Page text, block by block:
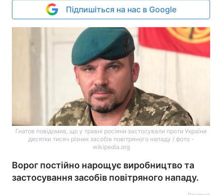
Підпишіться на нас в Google
Гнатов повідомив, що у травні росіяни застосували проти України
десятки тисяч різних засобів повітряного нападу / фото -
wikipedia.org
Ворог постійно нарощує виробництво та
застосування засобів повітряного нападу.